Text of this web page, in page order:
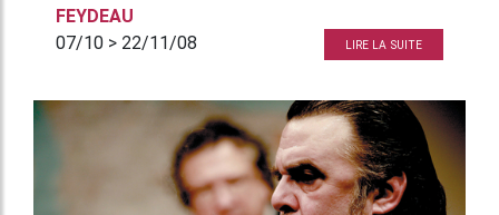
FEYDEAU
07/10 > 22/11/08
LIRE LA SUITE